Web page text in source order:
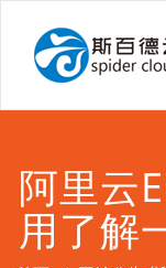
阿里云
用了解